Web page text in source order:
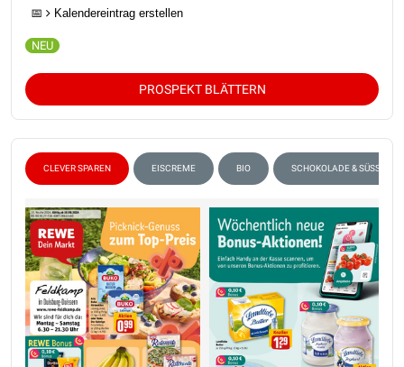
📅 Kalendereintrag erstellen
PROSPEKT BLÄTTERN
CLEVER SPAREN EISCREME BIO SCHOKOLADE &